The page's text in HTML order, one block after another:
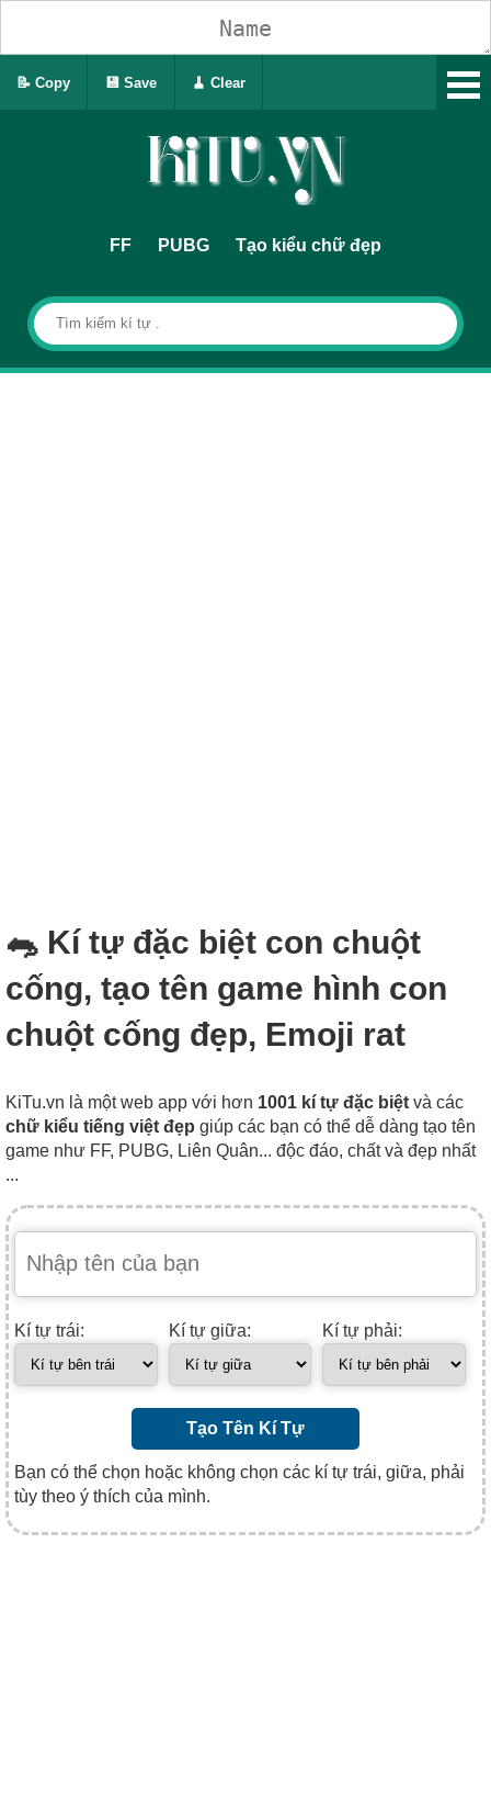
FF PUBG Tạo kiểu chữ đẹp
🐀 Kí tự đặc biệt con chuột
cống, tạo tên game hình con
chuột cống đẹp, Emoji rat
KiTu.vn là một web app với hơn 1001 kí tự đặc biệt và các
chữ kiểu tiếng việt đẹp giúp các bạn có thể dễ dàng tạo tên
game như FF, PUBG, Liên Quân... độc đáo, chất và đẹp nhất
...
Kí tự trái: Kí tự giữa: Kí tự phải:
Tạo Tên Kí Tự
Bạn có thể chọn hoặc không chọn các kí tự trái, giữa, phải
tùy theo ý thích của mình.
📝 Copy 💾 Save 🧹 Clear